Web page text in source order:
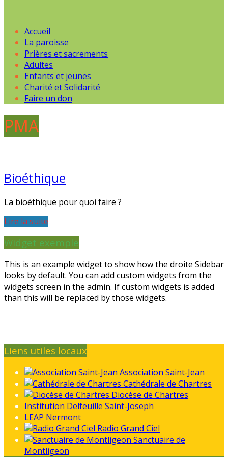
Accueil
La paroisse
Prières et sacrements
Adultes
Enfants et jeunes
Charité et Solidarité
Faire un don
PMA
Bioéthique
La bioéthique pour quoi faire ?
Lire la suite
Widget exemple
This is an example widget to show how the droite Sidebar
looks by default. You can add custom widgets from the
widgets screen in the admin. If custom widgets is added
than this will be replaced by those widgets.
Liens utiles locaux
Association Saint-Jean
Cathédrale de Chartres
Diocèse de Chartres
Institution Delfeuille Saint-Joseph
LEAP Nermont
Radio Grand Ciel
Sanctuaire de
Montligeon